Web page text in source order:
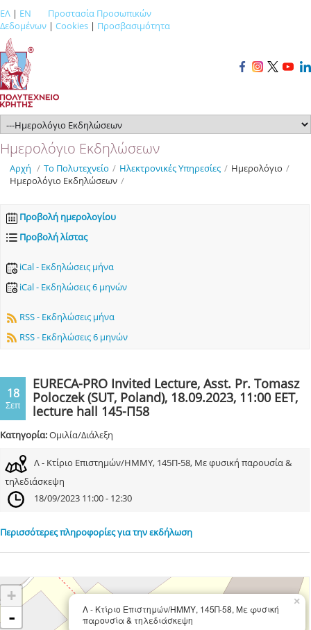
ΕΛ | EN
Προστασία Προσωπικών
Δεδομένων | Cookies | Προσβασιμότητα
Ημερολόγιο Εκδηλώσεων
Αρχή / Το Πολυτεχνείο / Ηλεκτρονικές Υπηρεσίες / Ημερολόγιο /
Ημερολόγιο Εκδηλώσεων /
Προβολή ημερολογίου
Προβολή λίστας
iCal - Εκδηλώσεις μήνα
iCal - Εκδηλώσεις 6 μηνών
RSS - Εκδηλώσεις μήνα
RSS - Εκδηλώσεις 6 μηνών
18
Σεπ
EURECA-PRO Invited Lecture, Asst. Pr. Tomasz
Poloczek (SUT, Poland), 18.09.2023, 11:00 EET,
lecture hall 145-Π58
Κατηγορία:Ομιλία/Διάλεξη
Λ - Κτίριο Επιστημών/ΗΜΜΥ, 145Π-58, Με φυσική παρουσία &
τηλεδιάσκεψη
18/09/2023 11:00 - 12:30
Περισσότερες πληροφορίες για την εκδήλωση
×
Λ - Κτίριο Επιστημών/ΗΜΜΥ, 145Π-58, Με φυσική
παρουσία & τηλεδιάσκεψη
+
-